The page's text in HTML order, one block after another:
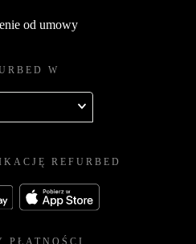
od umowy
W
REFURBED
PŁATNOŚCI